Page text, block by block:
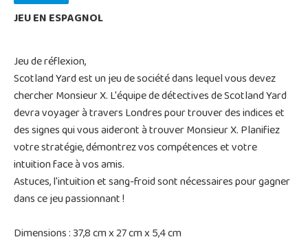
JEU EN ESPAGNOL
Jeu de réflexion,
Scotland Yard est un jeu de société dans lequel vous devez
chercher Monsieur X. L'équipe de détectives de Scotland Yard
devra voyager à travers Londres pour trouver des indices et
des signes qui vous aideront à trouver Monsieur X. Planifiez
votre stratégie, démontrez vos compétences et votre
intuition face à vos amis.
Astuces, l'intuition et sang-froid sont nécessaires pour gagner
dans ce jeu passionnant !
Dimensions : 37,8 cm x 27 cm x 5,4 cm